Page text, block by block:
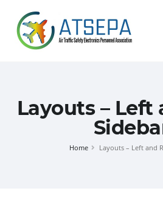
Layouts – Left
Home Layouts – Left and